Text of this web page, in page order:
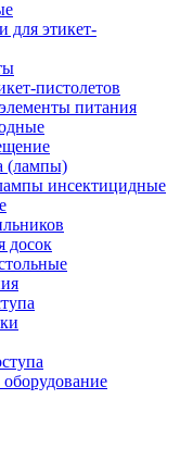
для этикет-
пистолетов
питания
(лампы)
инсектицидные
досок